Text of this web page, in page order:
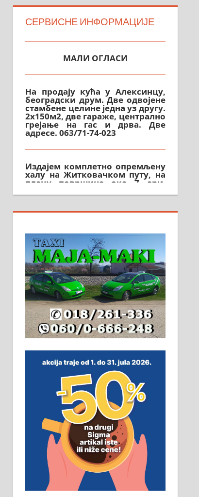
СЕРВИСНЕ ИНФОРМАЦИЈЕ
МАЛИ ОГЛАСИ
На продају кућа у Алексинцу,
стамбене целине једна уз другу.
2х150м2, две гараже, централно
грејање на гас и дрва. Две
адресе. 063/71-74-023
Издајем комплетно опремљену
плацу површине око 7 ари.
064/321-80-51; 063/102-35-25
незавршена кућа површине 160
Зеленом виру у Алексинцу.
Могућа замена. 064/21-63-584
ПОСЛОВНИ ОГЛАСИ
Рудник и флотација Рудник
д.о.о. Рудник запошљава 20
помоћника рудара. Услови:
Основна школа, пожељно
радно искуство на истим и
сличним пословима, али не и
неопходан услов. Обезбеђен
смештај, превоз, исхрана.
032/57-41-122 – локал 22
Пружам услуге завршних
радова у грађевини,
хидроизолације и молерских
радова. 061/25-28-058
Ало таксију потребан возач са Б
категоријом. 064/02-85-511